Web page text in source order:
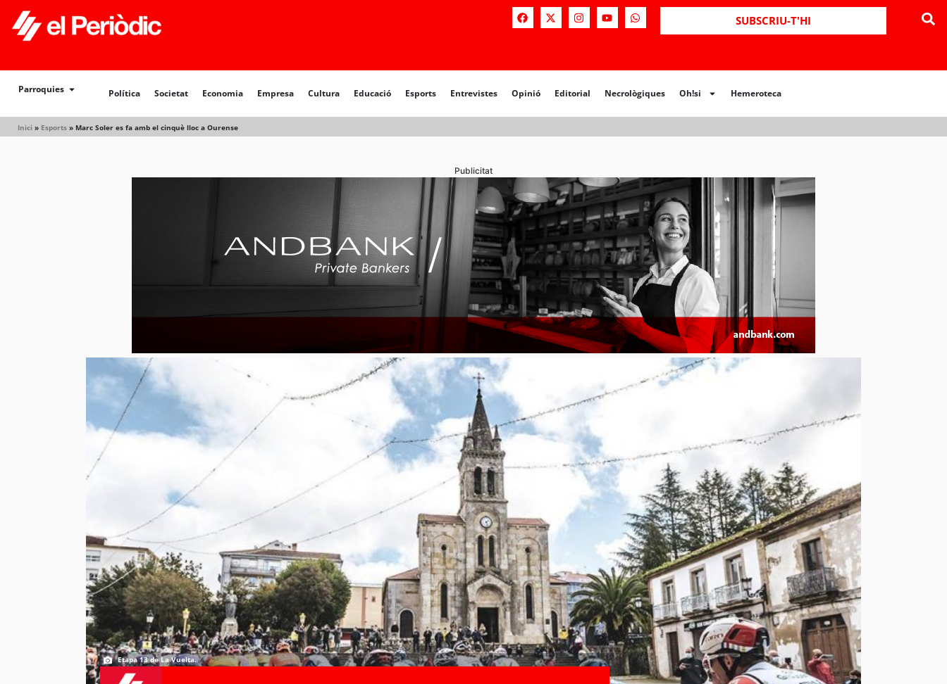
SUBSCRIU-T'HI
Parroquies Política Societat Economia Empresa Cultura Educació Esports Entrevistes Opinió Editorial Necrològiques Oh!si Hemeroteca
Inici » Esports » Marc Soler es fa amb el cinquè lloc a Ourense
Política Societat Opinió Editorial Necrològiques Hemeroteca
Publicitat
Etapa 13 de La Vuelta.